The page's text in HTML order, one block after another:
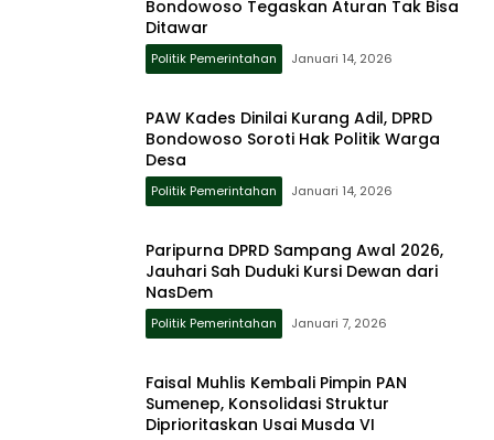
Bondowoso Tegaskan Aturan Tak Bisa
Ditawar
Politik Pemerintahan Januari 14, 2026
PAW Kades Dinilai Kurang Adil, DPRD
Bondowoso Soroti Hak Politik Warga
Desa
Politik Pemerintahan Januari 14, 2026
Paripurna DPRD Sampang Awal 2026,
Jauhari Sah Duduki Kursi Dewan dari
NasDem
Politik Pemerintahan Januari 7, 2026
Faisal Muhlis Kembali Pimpin PAN
Sumenep, Konsolidasi Struktur
Diprioritaskan Usai Musda VI